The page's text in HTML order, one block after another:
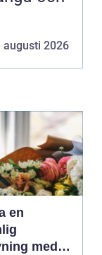
augusti 2026
en
med